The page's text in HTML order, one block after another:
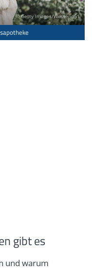
© Getty Images/Westend61
gibt es
und warum